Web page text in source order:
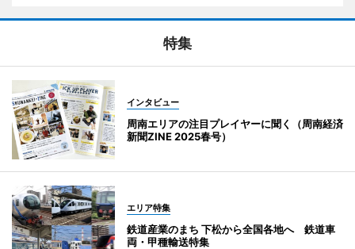
特集
インタビュー
周南エリアの注目プレイヤーに聞く（周南経済
新聞ZINE 2025春号）
エリア特集
鉄道産業のまち 下松から全国各地へ 鉄道車
両・甲種輸送特集